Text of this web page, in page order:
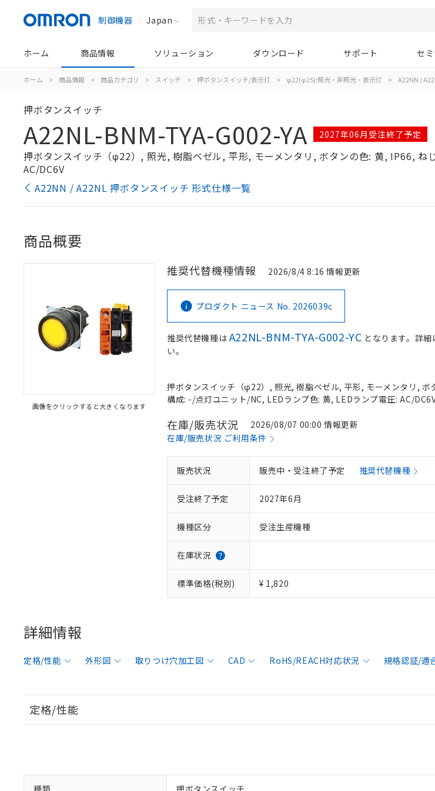
制御機器 Japan
ホーム 商品情報 ソリューション ダウンロード サポート セ
ホーム > 商品情報 > 商品カテゴリ > スイッチ > 押ボタンスイッチ/表示灯 > φ22(φ25):照光・非照光・表示灯 > A22NN /
押ボタンスイッチ
A22NL-BNM-TYA-G002-YA 2027年06月受注終了予定
押ボタンスイッチ（φ22）, 照光, 樹脂ベゼル, 平形, モーメンタリ, ボタンの色: 黄, IP66,
AC/DC6V
A22NN / A22NL 押ボタンスイッチ 形式仕様一覧
商品概要
画像をクリックすると大きくなります
推奨代替機種情報 2026/8/4 8:16 情報更新
プロダクト ニュース No. 2026039c
推奨代替機種はA22NL-BNM-TYA-G002-YC となります。詳
い。
押ボタンスイッチ（φ22）, 照光, 樹脂ベゼル, 平形, モーメンタリ, ボ
構成: -/点灯ユニット/NC, LEDランプ色: 黄, LEDランプ電圧: AC/
在庫/販売状況
2026/08/07 00:00 情報更新
在庫/販売状況 ご利用条件
販売状況 販売中・受注終了予定 推奨代替機種
受注終了予定 2027年6月
機種区分 受注生産機種
在庫状況
標準価格(税別) ¥ 1,820
詳細情報
定格/性能 外形図 取りつけ穴加工図 CAD RoHS/REACH対応状況 規格認証/適
定格/性能
種類 押ボタンスイッチ